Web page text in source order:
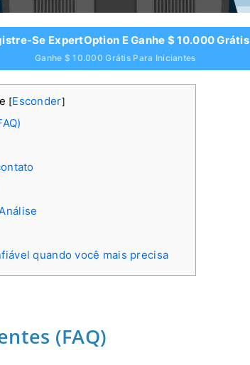
Se ExpertOption E Ganhe $ 10.000 Grátis
Ganhe $ 10.000 Grátis Para Iniciantes
[Esconder]
quando você mais precisa
(FAQ)